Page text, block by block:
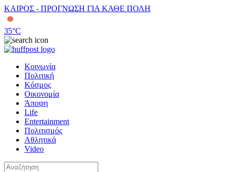
ΚΑΙΡΟΣ - ΠΡΟΓΝΩΣΗ ΓΙΑ ΚΑΘΕ ΠΟΛΗ
35°C
Κοινωνία
Πολιτική
Κόσμος
Οικονομία
Άποψη
Life
Entertainment
Πολιτισμός
Αθλητικά
Video